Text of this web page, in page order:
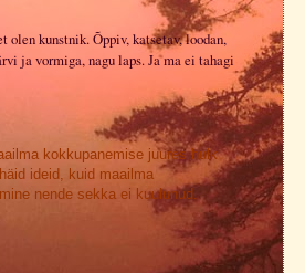
olen kunstnik. Õppiv, katsetav, loodan,
ja vormiga, nagu laps. Ja ma ei tahagi
kokkupanemise juures hulk
ideid, kuid maailma
nende sekka ei kuulunud.